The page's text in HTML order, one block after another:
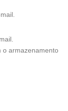
o armazenamento